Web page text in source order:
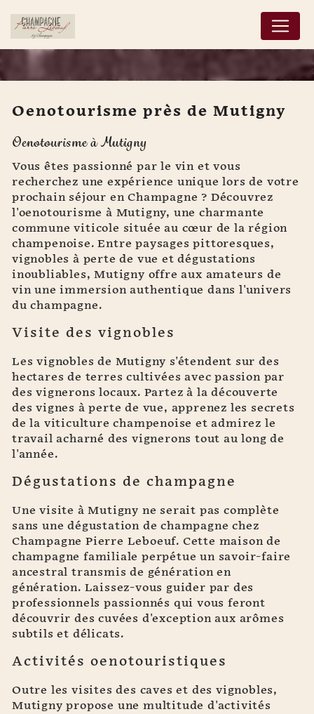
Oenotourisme près de
Mutigny
Oenotourisme près de Mutigny
Oenotourisme à Mutigny
Vous êtes passionné par le vin et vous
recherchez une expérience unique lors de votre
prochain séjour en Champagne ? Découvrez
l'oenotourisme à Mutigny, une charmante
commune viticole située au cœur de la région
champenoise. Entre paysages pittoresques,
vignobles à perte de vue et dégustations
inoubliables, Mutigny offre aux amateurs de
vin une immersion authentique dans l'univers
du champagne.
Visite des vignobles
Les vignobles de Mutigny s'étendent sur des
hectares de terres cultivées avec passion par
des vignerons locaux. Partez à la découverte
des vignes à perte de vue, apprenez les secrets
de la viticulture champenoise et admirez le
travail acharné des vignerons tout au long de
l'année.
Dégustations de champagne
Une visite à Mutigny ne serait pas complète
sans une dégustation de champagne chez
Champagne Pierre Leboeuf. Cette maison de
champagne familiale perpétue un savoir-faire
ancestral transmis de génération en
génération. Laissez-vous guider par des
professionnels passionnés qui vous feront
découvrir des cuvées d'exception aux arômes
subtils et délicats.
Activités oenotouristiques
Outre les visites des caves et des vignobles,
Mutigny propose une multitude d'activités